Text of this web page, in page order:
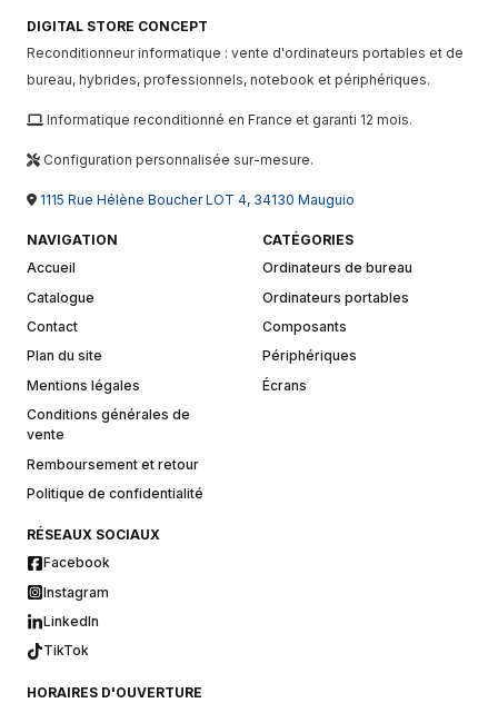
DIGITAL STORE CONCEPT
Reconditionneur informatique : vente d'ordinateurs portables et de
bureau, hybrides, professionnels, notebook et périphériques.
Informatique reconditionné en France et garanti 12 mois.
Configuration personnalisée sur-mesure.
1115 Rue Hélène Boucher LOT 4, 34130 Mauguio
NAVIGATION
Accueil
Catalogue
Contact
Plan du site
Mentions légales
Conditions générales de
vente
Remboursement et retour
Politique de confidentialité
CATÉGORIES
Ordinateurs de bureau
Ordinateurs portables
Composants
Périphériques
Écrans
RÉSEAUX SOCIAUX
Facebook
Instagram
LinkedIn
TikTok
HORAIRES D'OUVERTURE